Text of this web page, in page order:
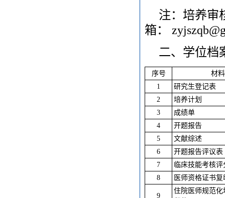
注：培养审
箱：
二、学位档
序号
材
1
研究生登记表
2
培养计划
3
成绩单
4
开题报告
5
文献综述
6
开题报告评议表
7
临床技能考核评
8
医师资格证书复
9
住院医师规范